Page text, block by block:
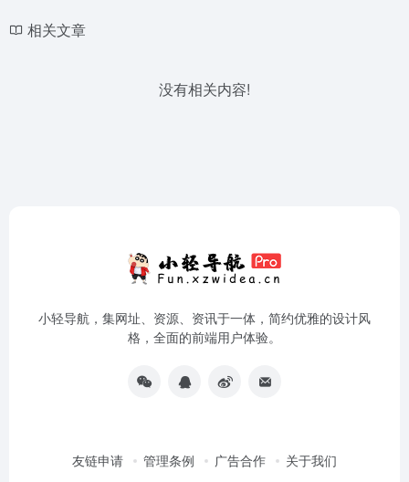
相关文章
没有相关内容!
小轻导航，集网址、资源、资讯于一体，简约优雅的设计风
格，全面的前端用户体验。
友链申请 管理条例 广告合作 关于我们